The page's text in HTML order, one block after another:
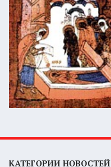
КАТЕГОРИИ НОВОСТЕЙ